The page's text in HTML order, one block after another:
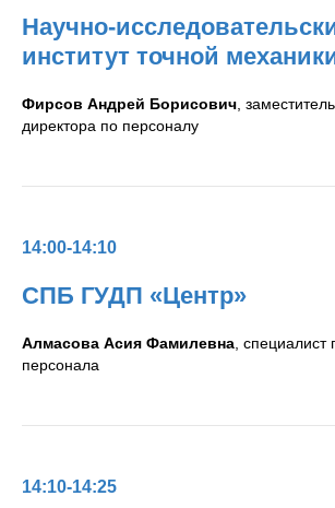
Научно-
институт точной
Фирсов Андрей Борисович ,
директора по персоналу
14:00-14:10
СПБ ГУДП «Центр»
Алмасова Асия Фамилевна ,
персонала
14:10-14:25